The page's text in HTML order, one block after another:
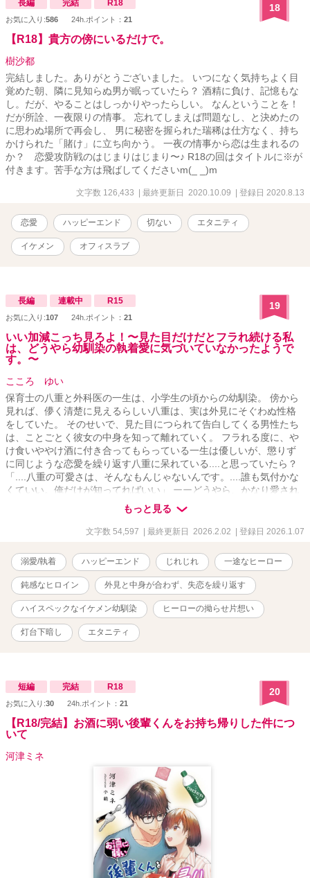
長編 完結 R18
お気に入り:586 24h.ポイント： 21
18
【R18】貴方の傍にいるだけで。
樹沙都
完結しました。ありがとうございました。 いつになく気持ちよく目
覚めた朝、隣に見知らぬ男が眠っていたら？ 酒精に負け、記憶もな
し。だが、やることはしっかりやったらしい。 なんということを！
だが所詮、一夜限りの情事。 忘れてしまえば問題なし、と決めたの
に思わぬ場所で再会し、 男に秘密を握られた瑞稀は仕方なく、持ち
かけられた「賭け」に立ち向かう。 一夜の情事から恋は生まれるの
か？ 恋愛攻防戦のはじまりはじまり〜♪ R18の回はタイトルに※が
付きます。苦手な方は飛ばしてくださいm(_ _)m
文字数 126,433 | 最終更新日 2020.10.09 | 登録日 2020.8.13
恋愛 ハッピーエンド 切ない エタニティ
イケメン オフィスラブ
長編 連載中 R15
お気に入り:107 24h.ポイント： 21
19
いい加減こっち見ろよ！〜見た目だけだとフラれ続ける私
は、どうやら幼馴染の執着愛に気づいていなかったようで
す。〜
こころ ゆい
保育士の八重と外科医の一生は、小学生の頃からの幼馴染。 傍から
見れば、儚く清楚に見えるらしい八重は、実は外見にそぐわぬ性格
をしていた。 そのせいで、見た目につられて告白してくる男性たち
は、ことごとく彼女の中身を知って離れていく。 フラれる度に、や
け食いややけ酒に付き合ってもらっている一生は優しいが、懲りず
に同じような恋愛を繰り返す八重に呆れている....と思っていたら？
「....八重の可愛さは、そんなもんじゃないんです。....誰も気付かな
くていい。俺だけが知ってればいい」 ーーどうやら、かなり愛され
ていたようです？ ※じれじれ・執着・溺愛 ラブストーリー。🌱 ※こ
の物語は、全て作者の想像で描かれたフィクションです。実際の場
所・建物・人物とは関係ありません。🌱 ※作品の無断転載、AI学習
writing for any purposes, including for AI）
もっと見る
文字数 54,597 | 最終更新日 2026.2.02 | 登録日 2026.1.07
溺愛/執着 ハッピーエンド じれじれ 一途なヒーロー
鈍感なヒロイン 外見と中身が合わず、失恋を繰り返す
ハイスペックなイケメン幼馴染 ヒーローの拗らせ片想い
灯台下暗し エタニティ
短編 完結 R18
お気に入り:30 24h.ポイント： 21
20
【R18/完結】お酒に弱い後輩くんをお持ち帰りした件につ
いて
河津ミネ